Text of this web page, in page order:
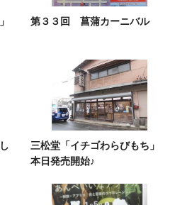
第３３回 菖蒲カーニバル
三松堂「イチゴわらびもち」
本日発売開始♪